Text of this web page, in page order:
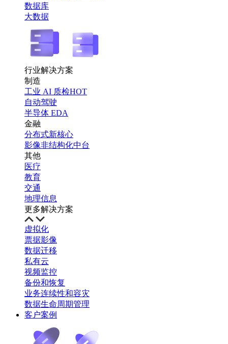
数据库
大数据
行业解决方案
制造
工业 AI 质检HOT
自动驾驶
半导体 EDA
金融
分布式新核心
影像非结构化中台
其他
医疗
教育
交通
地理信息
更多解决方案
虚拟化
票据影像
数据迁移
私有云
视频监控
备份和恢复
业务连续性和容灾
数据生命周期管理
客户案例